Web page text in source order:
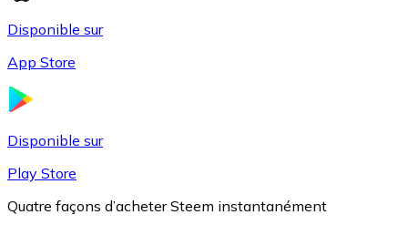
Disponible sur
App Store
Disponible sur
Play Store
Quatre façons d’acheter Steem instantanément